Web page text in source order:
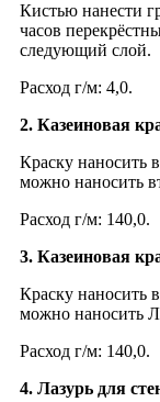
Кистью нанести
часов
следующий слой.
Расход г/м: 4,0.
2. Казеиновая
Краску наносить
можно наносить
Расход г/м: 140,0.
3. Казеиновая
Краску наносить
можно наносить
Расход г/м: 140,0.
4. Лазурь для